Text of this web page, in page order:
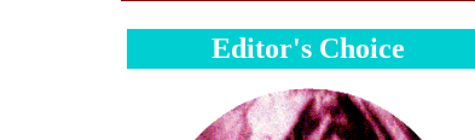
Editor's Choice